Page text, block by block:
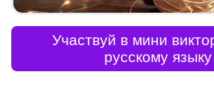
Участвуй в мини
русскому языку